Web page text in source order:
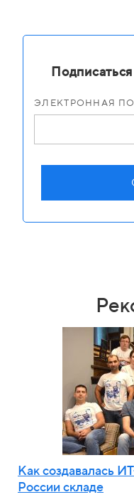
ЭЛЕКТРОННАЯ
Как создавалась
России складе